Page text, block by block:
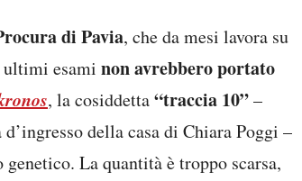
di Pavia, che da mesi lavora su
ultimi esami non avrebbero portato
, la cosiddetta“traccia 10”–
della casa di Chiara Poggi –
La quantità è troppo scarsa,